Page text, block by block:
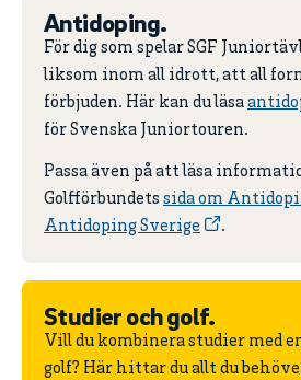
Antidoping.
För dig som spelar SGF
liksom inom all idrott, att all
förbjuden. Här kan du läsa
för Svenska Juniortouren.
Passa även på att läsa
Golfförbundets sida om
Antidoping Sverige
.
Studier och golf.
Vill du kombinera studier med
golf? Här hittar du allt du